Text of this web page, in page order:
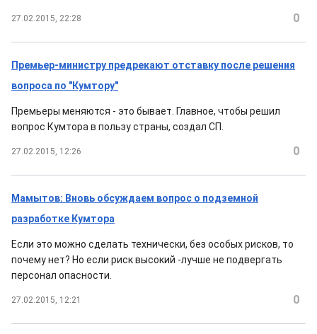
27.02.2015, 22:28 0
Премьер-министру предрекают отставку после решения
вопроса по "Кумтору"
Премьеры меняются - это бывает. Главное, чтобы решил
вопрос Кумтора в пользу страны, создал СП.
27.02.2015, 12:26 0
Мамытов: Вновь обсуждаем вопрос о подземной
разработке Кумтора
Если это можно сделать технически, без особых рисков, то
почему нет? Но если риск высокий -лучше не подвергать
персонал опасности.
27.02.2015, 12:21 0